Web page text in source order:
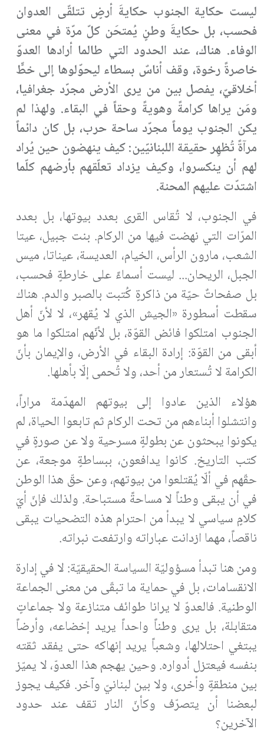
ليست حكاية الجنوب حكايةَ أرضٍ تتلقّى العدوان
فحسب، بل حكايةَ وطنٍ يُمتحَن كلّ مرّة في معنى
الوفاء. هناك، عند الحدود التي طالما أرادها العدوّ
خاصرةً رخوة، وقف أناسٌ بسطاء ليحوّلوها إلى خطٍّ
أخلاقيّ، يفصل بين من يرى الأرض مجرّد جغرافيا،
ومَن يراها كرامةً وهويةً وحقاً في البقاء. ولهذا لم
يكن الجنوب يوماً مجرّد ساحة حرب، بل كان دائماً
مرآةً تُظهِر حقيقة اللبنانيّين: كيف ينهضون حين يُراد
لهم أن ينكسروا، وكيف يزداد تعلّقهم بأرضهم كلّما
اشتدّت عليهم المحنة.
في الجنوب، لا تُقاس القرى بعدد بيوتها، بل بعدد
المرّات التي نهضت فيها من الركام. بنت جبيل، عيتا
الشعب، مارون الرأس، الخيام، العديسة، عيناتا، ميس
الجبل، الريحان... ليست أسماءً على خارطةٍ فحسب،
بل صفحاتٌ حيّة من ذاكرةٍ كُتبت بالصبر والدم. هناك
سقطت أسطورة «الجيش الذي لا يُقهر»، لا لأنّ أهل
الجنوب امتلكوا فائض القوّة، بل لأنّهم امتلكوا ما هو
أبقى من القوّة: إرادة البقاء في الأرض، والإيمان بأنّ
الكرامة لا تُستعار من أحد، ولا تُحمى إلّا بأهلها.
هؤلاء الذين عادوا إلى بيوتهم المهدّمة مراراً،
وانتشلوا أبناءهم من تحت الركام ثم تابعوا الحياة، لم
يكونوا يبحثون عن بطولةٍ مسرحية ولا عن صورةٍ في
كتب التاريخ. كانوا يدافعون، ببساطةٍ موجعة، عن
حقّهم في ألّا يُقتلعوا من بيوتهم، وعن حقّ هذا الوطن
في أن يبقى وطناً لا مساحةً مستباحة. ولذلك فإنّ أيّ
كلامٍ سياسي لا يبدأ من احترام هذه التضحيات يبقى
ناقصاً، مهما ازدانت عباراته وارتفعت نبراته.
ومن هنا تبدأ مسؤوليّة السياسة الحقيقيّة: لا في إدارة
الانقسامات، بل في حماية ما تبقّى من معنى الجماعة
الوطنية. فالعدوّ لا يرانا طوائف متنازعة ولا جماعاتٍ
متقابلة، بل يرى وطناً واحداً يريد إخضاعه، وأرضاً
يبتغي احتلالها، وشعباً يريد إنهاكه حتى يفقد ثقته
بنفسه فيعتزل أدواره. وحين يهجم هذا العدوّ، لا يميّز
بين منطقةٍ وأخرى، ولا بين لبنانيّ وآخر. فكيف يجوز
لبعضنا أن يتصرّف وكأنّ النار تقف عند حدود
الآخرين؟